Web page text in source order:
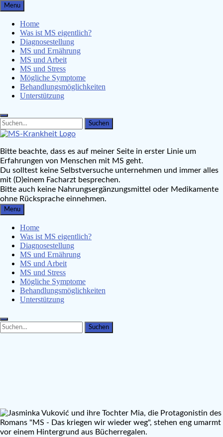
Skip
to
content
Menu
Home
Was ist MS eigentlich?
Diagnosestellung
MS und Ernährung
MS und Arbeit
MS und Stress
Mögliche Symptome
Behandlungsmöglichkeiten
Unterstützung
Search
for:
Search
MS-Krankheit.de
Leben mit Multipler Sklerose
Bitte beachte, dass es auf meiner Seite in erster Linie um
Erfahrungen von Menschen mit MS geht.
Du solltest keine Selbstversuche unternehmen und immer alles
mit (D)einem Facharzt besprechen.
Bitte auch keine Nahrungsergänzungsmittel oder Medikamente
ohne Rücksprache einnehmen.
Menu
Home
Was ist MS eigentlich?
Diagnosestellung
MS und Ernährung
MS und Arbeit
MS und Stress
Mögliche Symptome
Behandlungsmöglichkeiten
Unterstützung
Search
for:
Search